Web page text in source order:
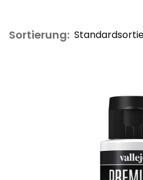
Sortierung: